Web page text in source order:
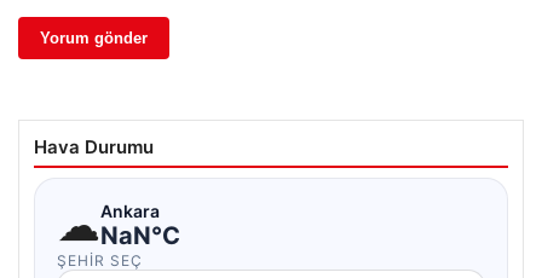
Hava Durumu
☁Ankara
NaN°C
ŞEHIR SEÇ